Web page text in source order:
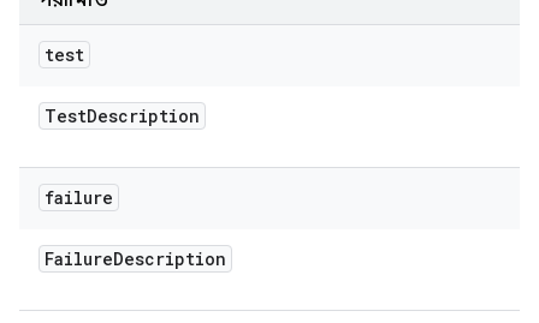
test
TestDescription
failure
FailureDescription